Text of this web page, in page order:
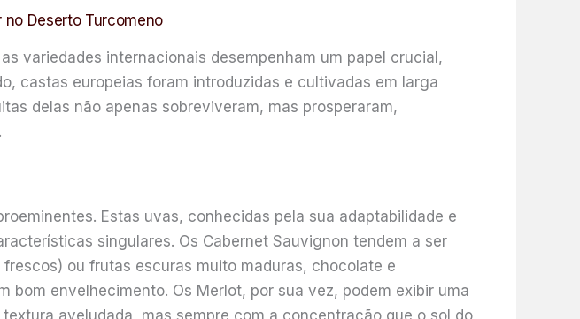
no Deserto Turcomeno
variedades internacionais desempenham um papel crucial,
castas europeias foram introduzidas e cultivadas em larga
delas não apenas sobreviveram, mas prosperaram,
Estas uvas, conhecidas pela sua adaptabilidade e
singulares. Os Cabernet Sauvignon tendem a ser
ou frutas escuras muito maduras, chocolate e
envelhecimento. Os Merlot, por sua vez, podem exibir uma